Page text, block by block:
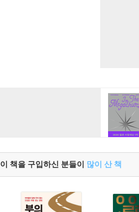
이 책을 구입하신 분들이 많이 산 책